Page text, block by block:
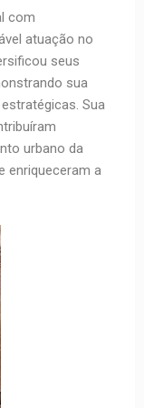
com
atuação no
seus
sua
Sua
urbano da
enriqueceram a